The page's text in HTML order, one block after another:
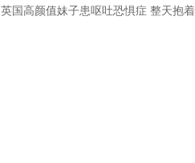
英国高颜值妹子患呕吐恐惧症 整天抱着